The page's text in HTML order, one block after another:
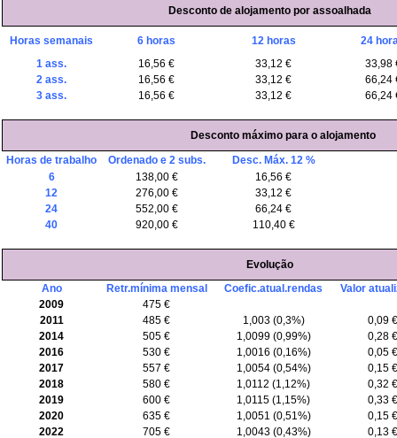
Desconto de alojamento por assoalhada
Horas semanais 6 horas 12 horas
24
1 ass.
16,56 € 33,12 €
33,98
2 ass.
16,56 € 33,12 €
66,24
3 ass.
16,56 € 33,12 € 66,24
Desconto máximo para o alojamento
Horas de trabalho
Ordenado e 2 subs.
Desc. Máx. 12 %
6
138,00 €
16,56 €
12
276,00 €
33,12 €
24
552,00 €
66,24 €
40
920,00 € 110,40 €
Evolução
Ano
Retr.mínima mensal Coefic.atual.rendas
Valor
2009
475 €
2011
485 € 1,003 (0,3%)
0,09 €
2014
505 € 1,0099 (0,99%)
0,28 €
2016
530 € 1,0016 (0,16%)
0,05 €
2017
557 € 1,0054 (0,54%)
0,15 €
2018
580 € 1,0112 (1,12%)
0,32 €
2019
600 € 1,0115 (1,15%)
0,33 €
2020
635 € 1,0051 (0,51%)
0,15 €
2022
705 € 1,0043 (0,43%)
0,13 €